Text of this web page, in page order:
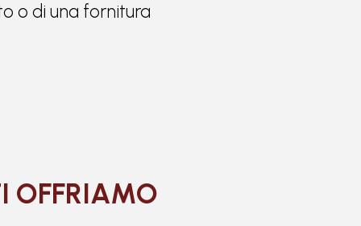
o di una fornitura
OFFRIAMO